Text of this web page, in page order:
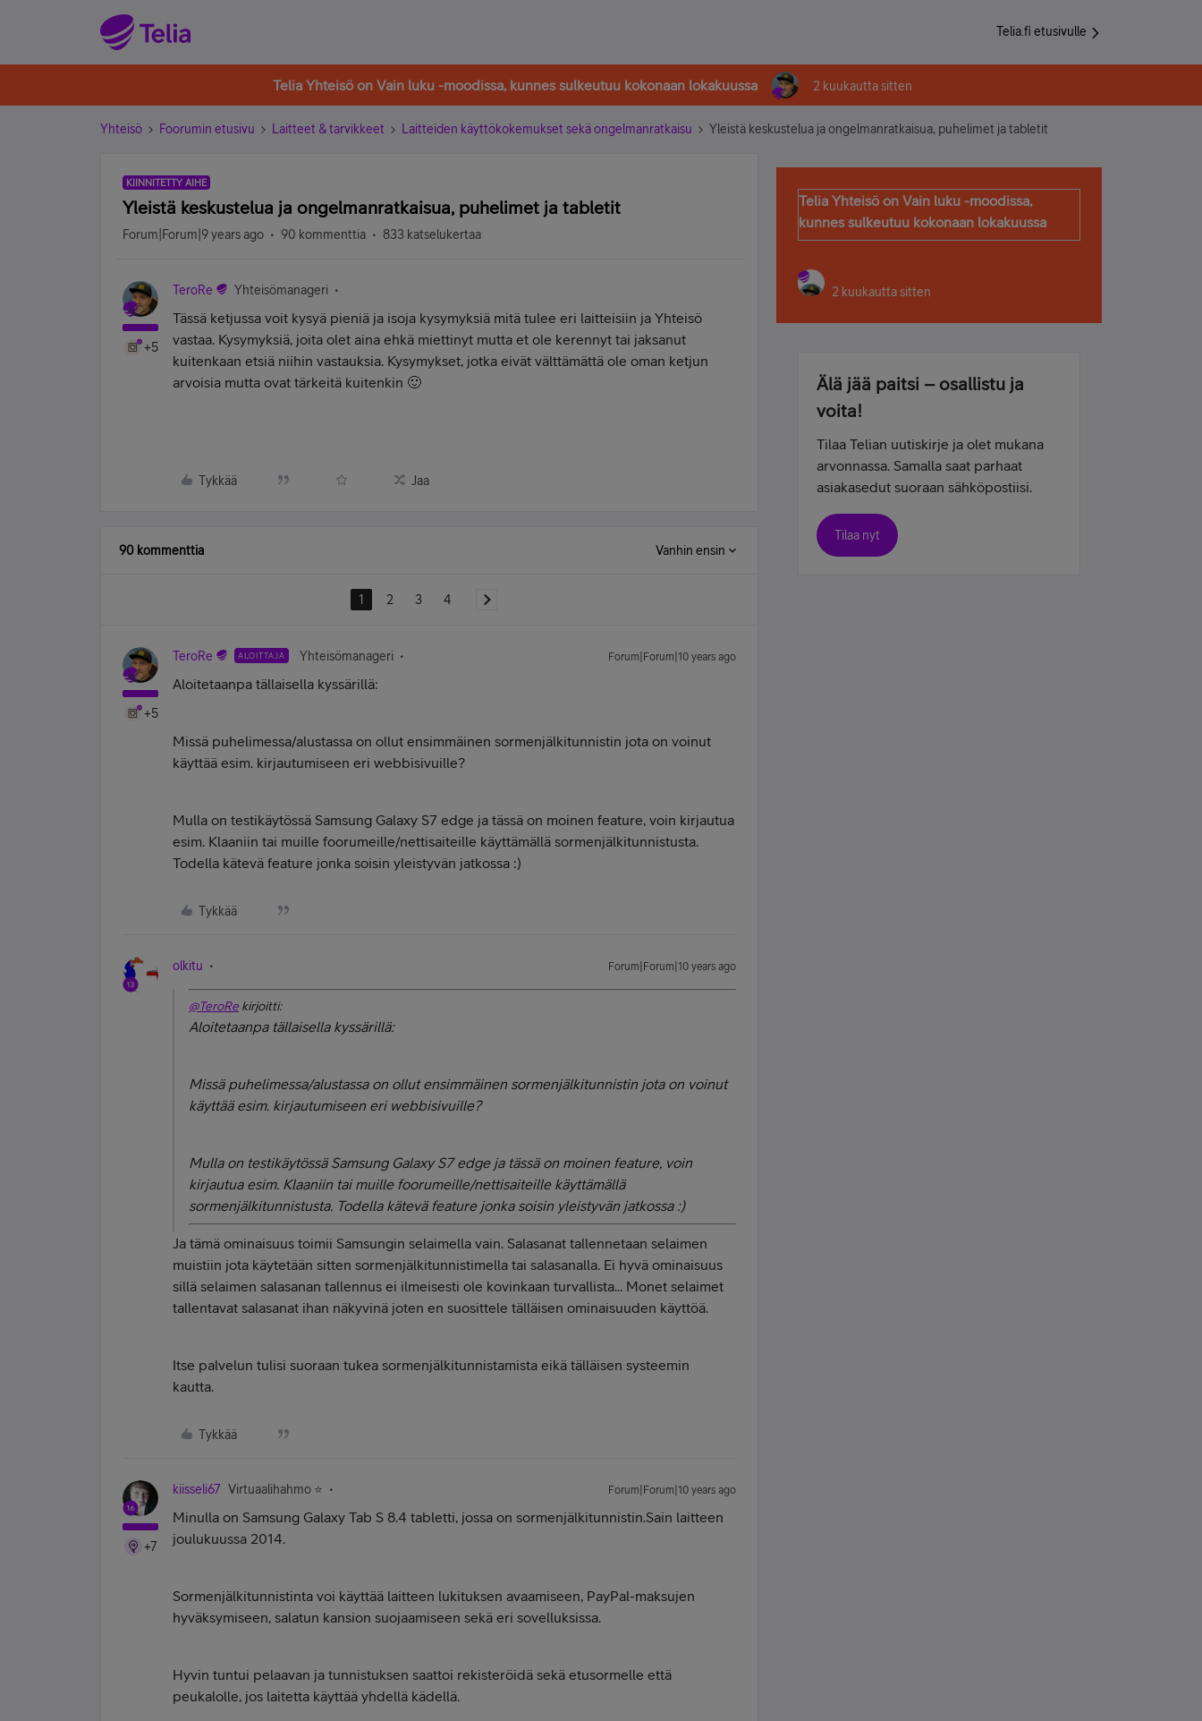
Telia.fi etusivulle
Telia Yhteisö on Vain luku -moodissa, kunnes sulkeutuu kokonaan lokakuussa 2 kuukautta sitten
Yhteisö Foorumin etusivu Laitteet & tarvikkeet Laitteiden käyttökokemukset sekä ongelmanratkaisu Yleistä keskustelua ja ongelmanratkaisua, puhelimet ja tabletit
KIINNITETTY AIHE
Yleistä keskustelua ja ongelmanratkaisua, puhelimet ja tabletit
Forum|Forum|9 years ago 90 kommenttia 833 katselukertaa
+5
TeroRe Yhteisömanageri
Tässä ketjussa voit kysyä pieniä ja isoja kysymyksiä mitä tulee eri laitteisiin ja Yhteisö
vastaa. Kysymyksiä, joita olet aina ehkä miettinyt mutta et ole kerennyt tai jaksanut
kuitenkaan etsiä niihin vastauksia. Kysymykset, jotka eivät välttämättä ole oman ketjun
arvoisia mutta ovat tärkeitä kuitenkin 🙂
Tykkää Jaa
90 kommenttia Vanhin ensin
1 2 3 4
+5
TeroRe ALOITTAJA Yhteisömanageri Forum|Forum|10 years ago
Aloitetaanpa tällaisella kyssärillä:
Missä puhelimessa/alustassa on ollut ensimmäinen sormenjälkitunnistin jota on voinut
käyttää esim. kirjautumiseen eri webbisivuille?
Mulla on testikäytössä Samsung Galaxy S7 edge ja tässä on moinen feature, voin kirjautua
esim. Klaaniin tai muille foorumeille/nettisaiteille käyttämällä sormenjälkitunnistusta.
Todella kätevä feature jonka soisin yleistyvän jatkossa :)
Tykkää
olkitu Forum|Forum|10 years ago
@TeroRe kirjoitti:
Aloitetaanpa tällaisella kyssärillä:
Missä puhelimessa/alustassa on ollut ensimmäinen sormenjälkitunnistin jota on voinut
käyttää esim. kirjautumiseen eri webbisivuille?
Mulla on testikäytössä Samsung Galaxy S7 edge ja tässä on moinen feature, voin
kirjautua esim. Klaaniin tai muille foorumeille/nettisaiteille käyttämällä
sormenjälkitunnistusta. Todella kätevä feature jonka soisin yleistyvän jatkossa :)
Ja tämä ominaisuus toimii Samsungin selaimella vain. Salasanat tallennetaan selaimen
muistiin jota käytetään sitten sormenjälkitunnistimella tai salasanalla. Ei hyvä ominaisuus
sillä selaimen salasanan tallennus ei ilmeisesti ole kovinkaan turvallista... Monet selaimet
tallentavat salasanat ihan näkyvinä joten en suosittele tälläisen ominaisuuden käyttöä.
Itse palvelun tulisi suoraan tukea sormenjälkitunnistamista eikä tälläisen systeemin
kautta.
Tykkää
+7
kiisseli67 Virtuaalihahmo ⭐️ Forum|Forum|10 years ago
Minulla on Samsung Galaxy Tab S 8.4 tabletti, jossa on sormenjälkitunnistin.Sain laitteen
joulukuussa 2014.
Sormenjälkitunnistinta voi käyttää laitteen lukituksen avaamiseen, PayPal-maksujen
hyväksymiseen, salatun kansion suojaamiseen sekä eri sovelluksissa.
Hyvin tuntui pelaavan ja tunnistuksen saattoi rekisteröidä sekä etusormelle että
peukalolle, jos laitetta käyttää yhdellä kädellä.
Telia Yhteisö on Vain luku -moodissa,
kunnes sulkeutuu kokonaan lokakuussa
2 kuukautta sitten
Älä jää paitsi – osallistu ja
voita!
Tilaa Telian uutiskirje ja olet mukana
arvonnassa. Samalla saat parhaat
asiakasedut suoraan sähköpostiisi.
Tilaa nyt